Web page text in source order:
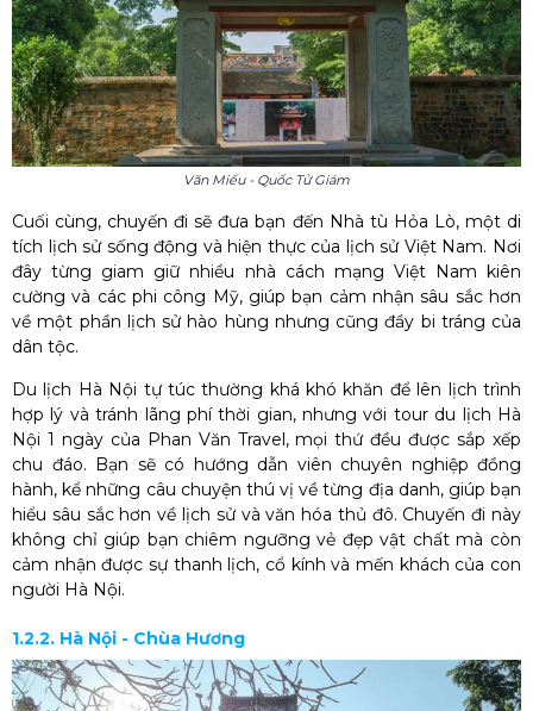
Văn Miếu - Quốc Tử Giám
Cuối cùng, chuyến đi sẽ đưa bạn đến Nhà tù Hỏa Lò, một di
tích lịch sử sống động và hiện thực của lịch sử Việt Nam. Nơi
đây từng giam giữ nhiều nhà cách mạng Việt Nam kiên
cường và các phi công Mỹ, giúp bạn cảm nhận sâu sắc hơn
về một phần lịch sử hào hùng nhưng cũng đầy bi tráng của
dân tộc.
Du lịch Hà Nội tự túcthường khá khó khăn để lên lịch trình
hợp lý và tránh lãng phí thời gian, nhưng với tour du lịch Hà
Nội 1 ngày của Phan Văn Travel, mọi thứ đều được sắp xếp
chu đáo. Bạn sẽ có hướng dẫn viên chuyên nghiệp đồng
hành, kể những câu chuyện thú vị về từng địa danh, giúp bạn
hiểu sâu sắc hơn về lịch sử và văn hóa thủ đô. Chuyến đi này
không chỉ giúp bạn chiêm ngưỡng vẻ đẹp vật chất mà còn
cảm nhận được sự thanh lịch, cổ kính và mến khách của con
người Hà Nội.
1.2.2. Hà Nội - Chùa Hương